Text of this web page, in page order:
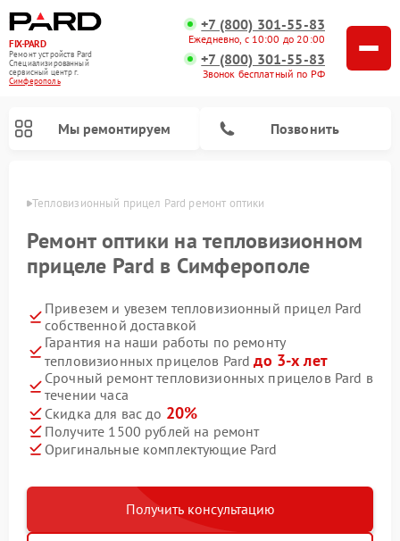
FIX-PARD
Ремонт устройств Pard
Специализированный
cервисный центр г.
Симферополь
+7 (800) 301-55-83
Ежедневно, с 10:00 до 20:00
+7 (800) 301-55-83
Звонок бесплатный по РФ
Мы ремонтируем Позвонить
Тепловизионный прицел Pard ремонт оптики
Ремонт оптики на тепловизионном
прицеле Pard в Симферополе
Привезем и увезем тепловизионный прицел Pard
собственной доставкой
Гарантия на наши работы по ремонту
тепловизионных прицелов Pardдо 3-х лет
Срочный ремонт тепловизионных прицелов Pard в
течении часа
Скидка для вас до 20%
Получите 1500 рублей на ремонт
Оригинальные комплектующие Pard
Получить консультацию